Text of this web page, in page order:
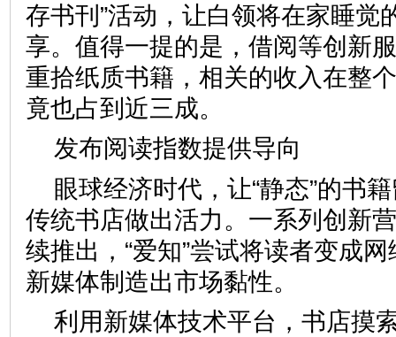
存书刊”活动，让白领将在家睡觉
享。值得一提的是，借阅等创新
重拾纸质书籍，相关的收入在整
竟也占到近三成。
发布阅读指数提供导向
眼球经济时代，让“静态”的书
传统书店做出活力。一系列创新
续推出，“爱知”尝试将读者变成网
新媒体制造出市场黏性。
利用新媒体技术平台，书店摸